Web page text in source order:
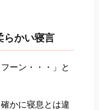
らかい寝言
ーン・・・」と
かに寝息とは違